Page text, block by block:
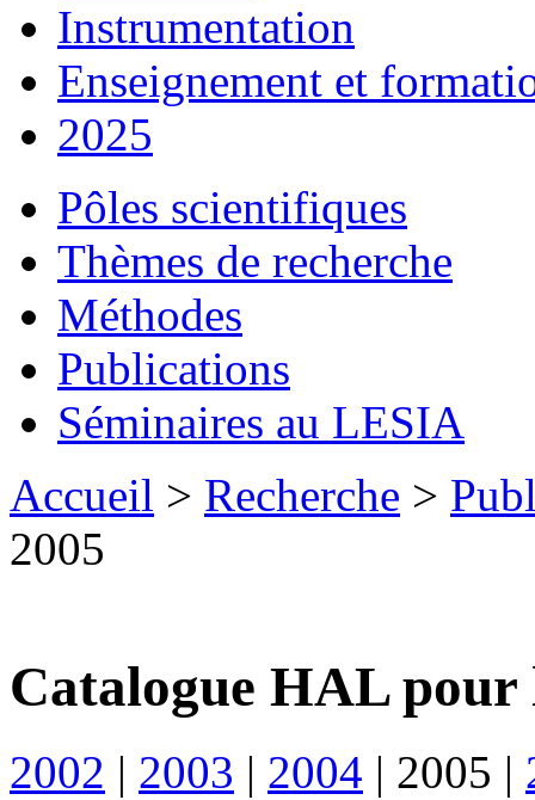
Instrumentation
Enseignement et
2025
Pôles scientifiques
Thèmes de recherche
Méthodes
Publications
Séminaires au LESIA
Accueil > Recherche >
2005
Catalogue HAL pour
2002 | 2003 | 2004 | 2005 |